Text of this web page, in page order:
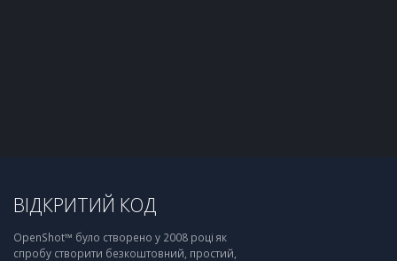
ВІДКРИТИЙ КОД
OpenShot™ було створено у 2008 році як
спробу створити безкоштовний, простий,